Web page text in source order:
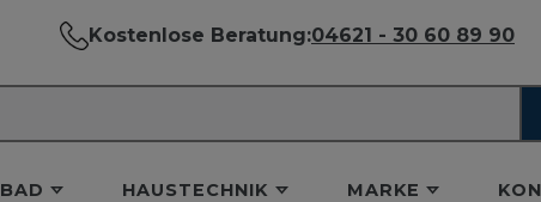
Kostenlose Beratung:04621 - 30 60 89 90
BAD HAUSTECHNIK MARKE